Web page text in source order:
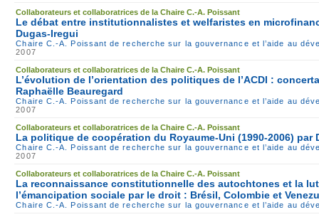
Collaborateurs et collaboratrices de la Chaire C.-A. Poissant
Le débat entre institutionnalistes et welfaristes en
Dugas-Iregui
Chaire C.-A. Poissant de recherche sur la gouvernance et l’aide au
2007
Collaborateurs et collaboratrices de la Chaire C.-A. Poissant
L’évolution de l’orientation des politiques de l’ACDI :
Raphaëlle Beauregard
Chaire C.-A. Poissant de recherche sur la gouvernance et l’aide au
2007
Collaborateurs et collaboratrices de la Chaire C.-A. Poissant
La politique de coopération du Royaume-Uni (1990-2006) par
Chaire C.-A. Poissant de recherche sur la gouvernance et l’aide au
2007
Collaborateurs et collaboratrices de la Chaire C.-A. Poissant
La reconnaissance constitutionnelle des autochtones et la
l’émancipation sociale par le droit : Brésil, Colombie et
Chaire C.-A. Poissant de recherche sur la gouvernance et l’aide au